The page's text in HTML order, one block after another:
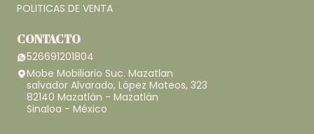
POLITICAS DE VENTA
CONTACTO
526691201804
Mobe Mobiliario Suc. Mazatlan
salvador Alvarado, López Mateos, 323
82140 Mazatlán - Mazatlán
Sinaloa - México